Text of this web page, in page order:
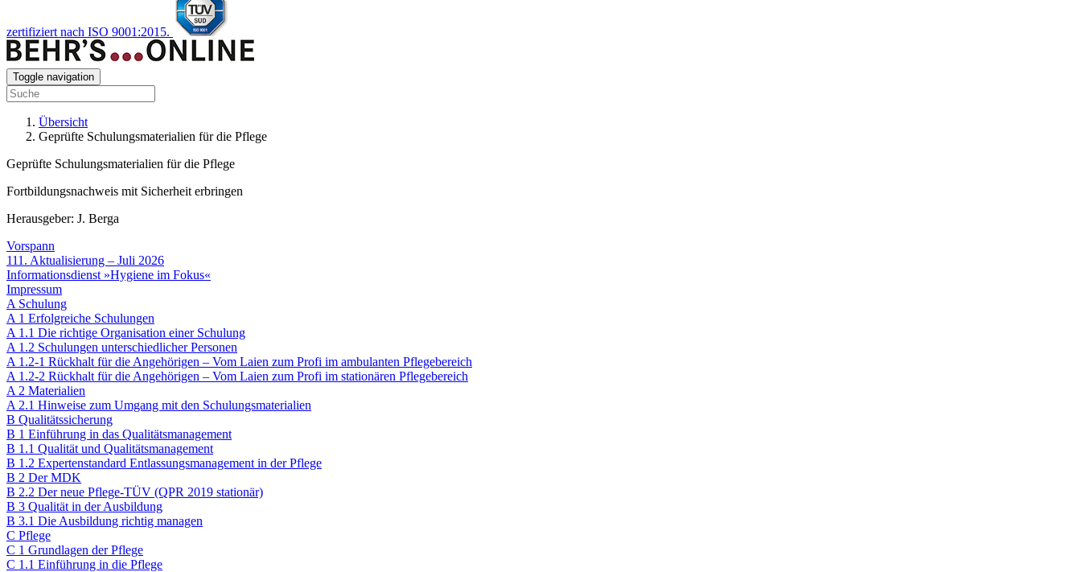
zertifiziert nach ISO 9001:2015.
Toggle navigation
Übersicht
Geprüfte Schulungsmaterialien für die Pflege
Geprüfte Schulungsmaterialien für die Pflege
Fortbildungsnachweis mit Sicherheit erbringen
Herausgeber: J. Berga
Vorspann​
111. Aktualisierung – Juli 2026
Informationsdienst »Hygiene im Fokus«
Impressum
A Schulung​
A 1 Erfolgreiche Schulungen​
A 1.1 Die richtige Organisation einer Schulung
A 1.2 Schulungen unterschiedlicher Personen​
A 1.2-1 Rückhalt für die Angehörigen – Vom Laien zum Profi im ambulanten Pflegebereich
A 1.2-2 Rückhalt für die Angehörigen – Vom Laien zum Profi im stationären Pflegebereich
A 2 Materialien​
A 2.1 Hinweise zum Umgang mit den Schulungsmaterialien
B Qualitätssicherung​
B 1 Einführung in das Qualitätsmanagement​
B 1.1 Qualität und Qualitätsmanagement
B 1.2 Expertenstandard Entlassungsmanagement in der Pflege
B 2 Der MDK​
B 2.2 Der neue Pflege-TÜV (QPR 2019 stationär)
B 3 Qualität in der Ausbildung​
B 3.1 Die Ausbildung richtig managen
C Pflege​
C 1 Grundlagen der Pflege​
C 1.1 Einführung in die Pflege